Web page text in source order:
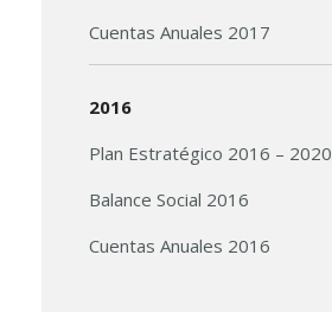
Cuentas Anuales 2017
2016
Plan Estratégico 2016 – 2020
Balance Social 2016
Cuentas Anuales 2016